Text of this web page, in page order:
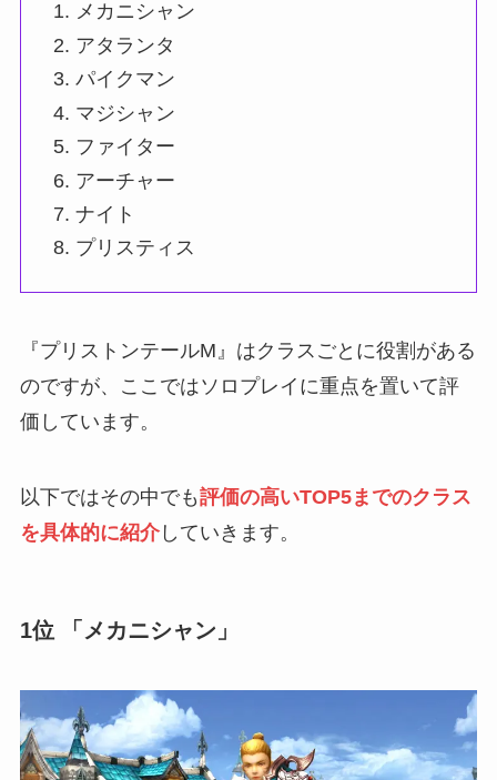
メカニシャン
アタランタ
パイクマン
マジシャン
ファイター
アーチャー
ナイト
プリスティス
『プリストンテールM』はクラスごとに役割がある
のですが、ここではソロプレイに重点を置いて評
価しています。
以下ではその中でも評価の高いTOP5までのクラス
を具体的に紹介していきます。
1位 「メカニシャン」